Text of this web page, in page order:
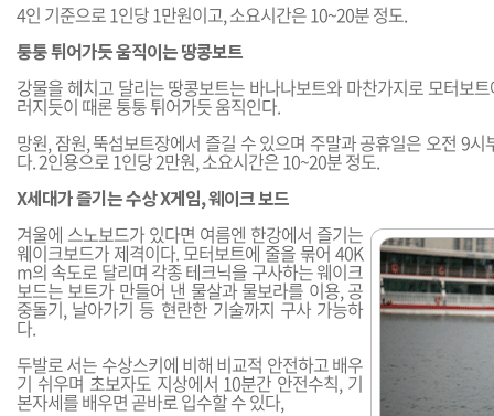
4인 기준으로 1인당 1만원이고, 소요시간은 10~20분 정도.
퉁퉁 튀어가듯 움직이는 땅콩보트
강물을 헤치고 달리는 땅콩보트는 바나나보트와 마찬가지로 모터보
러지듯이 때론 퉁퉁 튀어가듯 움직인다.
망원, 잠원, 뚝섬보트장에서 즐길 수 있으며 주말과 공휴일은 오전 9
다. 2인용으로 1인당 2만원, 소요시간은 10~20분 정도.
X세대가 즐기는 수상 X게임, 웨이크 보드
겨울에 스노보드가 있다면 여름엔 한강에서 즐기는
웨이크보드가 제격이다. 모터보트에 줄을 묶어 40K
m의 속도로 달리며 각종 테크닉을 구사하는 웨이크
보드는 보트가 만들어 낸 물살과 물보라를 이용, 공
중돌기, 날아가기 등 현란한 기술까지 구사 가능하
다.
두발로 서는 수상스키에 비해 비교적 안전하고 배우
기 쉬우며 초보자도 지상에서 10분간 안전수칙, 기
본자세를 배우면 곧바로 입수할 수 있다,